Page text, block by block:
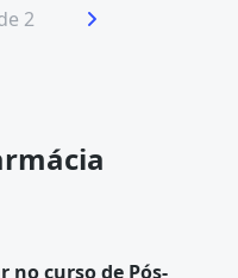
2
no curso de Pós-